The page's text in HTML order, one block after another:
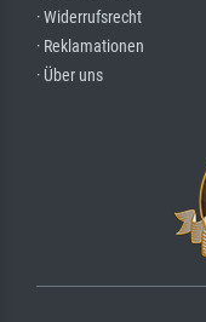
· Widerrufsrecht
· Reklamationen
· Über uns